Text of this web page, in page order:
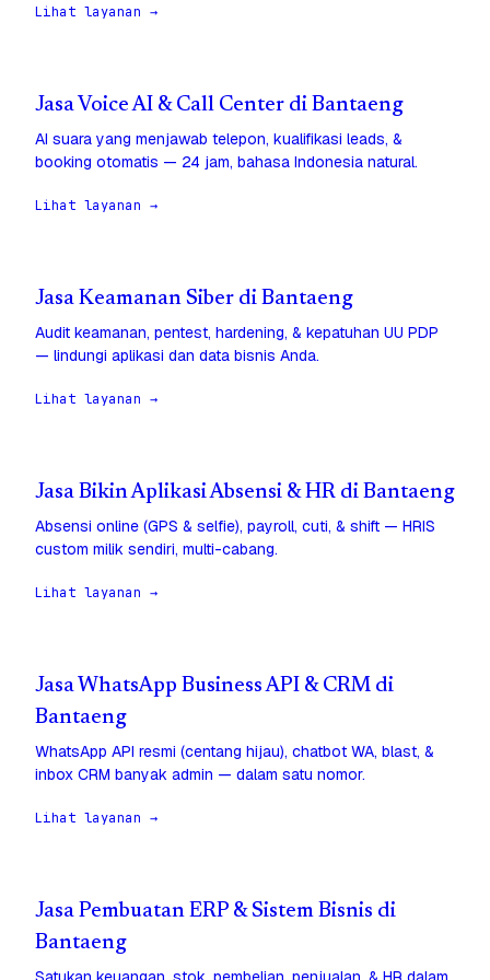
Lihat layanan →
Jasa Voice AI & Call Center di Bantaeng
AI suara yang menjawab telepon, kualifikasi leads, &
booking otomatis — 24 jam, bahasa Indonesia natural.
Lihat layanan →
Jasa Keamanan Siber di Bantaeng
Audit keamanan, pentest, hardening, & kepatuhan UU PDP
— lindungi aplikasi dan data bisnis Anda.
Lihat layanan →
Jasa Bikin Aplikasi Absensi & HR di Bantaeng
Absensi online (GPS & selfie), payroll, cuti, & shift — HRIS
custom milik sendiri, multi-cabang.
Lihat layanan →
Jasa WhatsApp Business API & CRM di
Bantaeng
WhatsApp API resmi (centang hijau), chatbot WA, blast, &
inbox CRM banyak admin — dalam satu nomor.
Lihat layanan →
Jasa Pembuatan ERP & Sistem Bisnis di
Bantaeng